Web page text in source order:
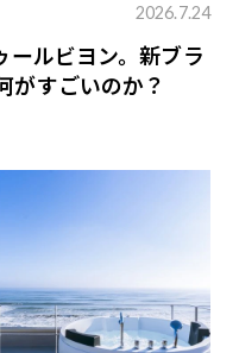
2026.7.24
ールビヨン。新ブラ
がすごいのか？